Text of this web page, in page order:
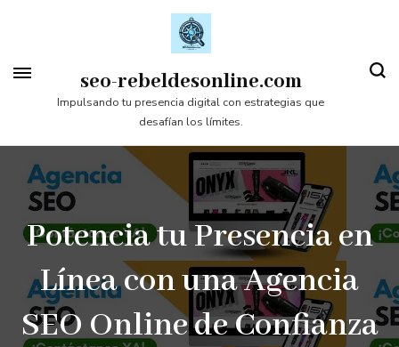
contenido
(presiona
Intro)
seo-rebeldesonline.com
Impulsando tu presencia digital con estrategias que
desafían los límites.
Potencia tu Presencia en
Línea con una Agencia
SEO Online de Confianza